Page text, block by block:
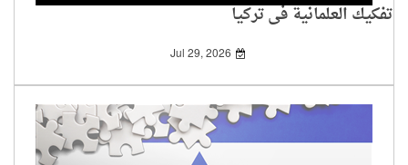
تفكيك العلمانية في تركيا
Jul 29, 2026